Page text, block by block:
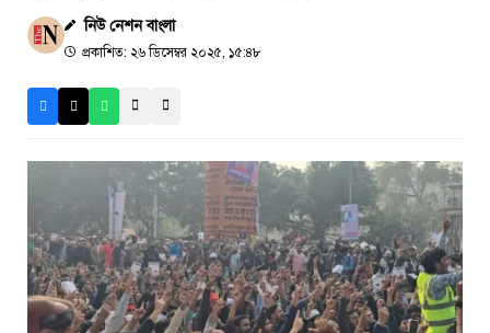
নিউ নেশন বাংলা
প্রকাশিত: ২৬ ডিসেম্বর ২০২৫, ১৫:৪৮